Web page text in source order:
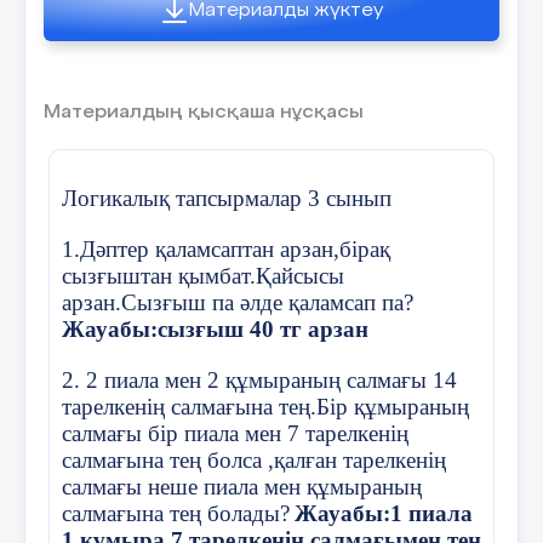
Көлге ойнаған бұлақтың
Қайнар көзін көріп пе?
Том-том қалың кітаптың
Басы болар «Әліппең»
Абай:
Сені қолға алып мен,
Есігін аштым мектептің
Ертеңгі сәуле жарықпен
Армысыңдар, ата-ана!
Әліппең келді ортаға.
Не үйреніп, не білдік
Кәне ортаға салайық.
Әліппе: – Осы сендер қандайсындар?
1.
Талабы биік таудаймыз.
-2.Мың бұралған бишіміз.
-3.Біз шеберміз.
9.4 төсек жамылғысына 16 метр мата
а)8 метр
в) 32 метр
с) 2 метр
д) 12 метр
10.Бір күнде туристер 100 км жол жүрді.84
км жолды олар автобуспен,қалғанын жаяу
сағатта қанша жол жүрді?
а) 6 км с)4 км
в)20 км д)21 км
11.Жүк пайызы 8 сағатта 256 км жол
Материалды жүктеу
Материалдың қысқаша нұсқасы
Логикалық тапсырмалар 3 сынып
1.Дәптер қаламсаптан арзан,бірақ
сызғыштан қымбат.Қайсысы
арзан.Сызғыш па әлде қаламсап па?
Жауабы:сызғыш 40 тг арзан
2. 2 пиала мен 2 құмыраның салмағы 14
тарелкенің салмағына тең.Бір құмыраның
салмағы бір пиала мен 7 тарелкенің
салмағына тең болса ,қалған тарелкенің
салмағы неше пиала мен құмыраның
салмағына тең болады?Жауабы:1 пиала